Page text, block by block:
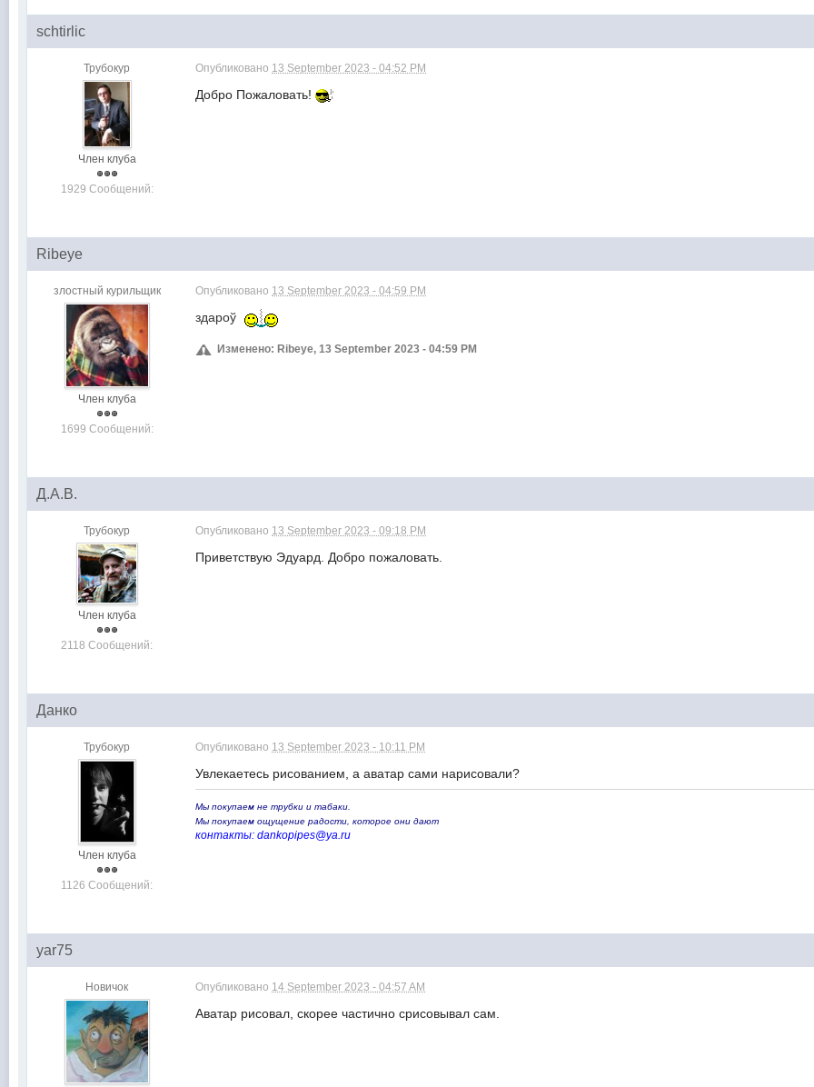
schtirlic
Трубокур
Член клуба
1929 Сообщений:
Опубликовано 13 September 2023 - 04:52 PM
Добро Пожаловать!
Ribeye
злостный курильщик
Член клуба
1699 Сообщений:
Опубликовано 13 September 2023 - 04:59 PM
здароў
Изменено: Ribeye, 13 September 2023 - 04:59 PM
Д.А.В.
Трубокур
Член клуба
2118 Сообщений:
Опубликовано 13 September 2023 - 09:18 PM
Приветствую Эдуард. Добро пожаловать.
Данко
Трубокур
Член клуба
1126 Сообщений:
Опубликовано 13 September 2023 - 10:11 PM
Увлекаетесь рисованием, а аватар сами нарисовали?
Мы покупаем не трубки и табаки.
Мы покупаем ощущение радости, которое они дают
контакты: dankopipes@ya.ru
yar75
Новичок Опубликовано 14 September 2023 - 04:57 AM
Аватар рисовал, скорее частично срисовывал сам.